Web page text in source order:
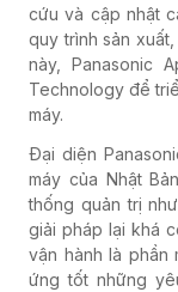
cứu và cập nhật
quy trình sản
này, Panasonic
Technology để
máy.
Đại diện
máy của Nhật
thống quản trị
giải pháp lại khá
vận hành là phần
ứng tốt những